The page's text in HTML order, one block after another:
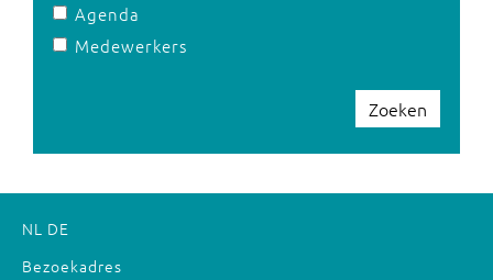
Agenda
Medewerkers
Zoeken
NL DE
Bezoekadres